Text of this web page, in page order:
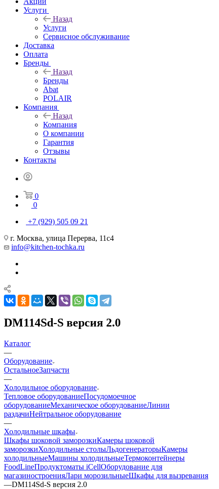
Услуги
Назад
Услуги
Сервисное обслуживание
Доставка
Оплата
Бренды
Назад
Бренды
Abat
POLAIR
Компания
Назад
Компания
О компании
Гарантия
Отзывы
Контакты
0
0
+7 (929) 505 09 21
г. Москва, улица Перерва, 11с4
info@kitchen-tochka.ru
DM114Sd-S версия 2.0
Каталог
—
Оборудование
ОстальноеЗапчасти
—
Холодильное оборудование
Тепловое оборудованиеПосудомоечное
оборудованиеМеханическое оборудованиеЛинии
раздачиНейтральное оборудование
—
Холодильные шкафы
Шкафы шоковой заморозкиКамеры шоковой
заморозкиХолодильные столыЛьдогенераторыКамеры
холодильныеМашины холодильныеТермоконтейнеры
FoodLineПродуктоматы iCellОборудование для
магазиностроенияЛари морозильныеШкафы для вызревания
—DM114Sd-S версия 2.0